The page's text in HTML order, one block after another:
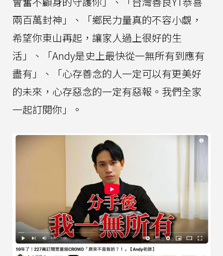
兩百萬封神」、「鄉民力量真的不容小覷，
希望你東山再起，讓家人過上很好的生
活」、「Andy是史上最快從一無所有到應有
盡有」、「心存善念的人一定可以有更美好
的未來，心存惡念的一定有惡報。我們全家
一起訂閱你」。